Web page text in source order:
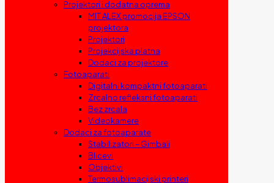
Projektori i dodatna oprema
MIT ALEX promocija EPSON
projektora
Projektori
Projekcijska platna
Dodaci za projektore
Fotoaparati
Digitalni kompaktni fotoaparati
Zrcalno refleksni fotoaparati
Bez zrcala
Videokamere
Dodaci za fotoaparate
Stabilizatori – Gimbali
Blicevi
Objektivi
Termosublimacijski printeri